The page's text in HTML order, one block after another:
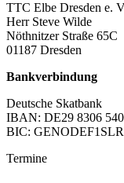
TTC Elbe Dresden e.
Herr Steve Wilde
Nöthnitzer Straße 65C
01187 Dresden
Bankverbindung
Deutsche Skatbank
IBAN: DE29 8306
BIC: GENODEF1SLR
Termine